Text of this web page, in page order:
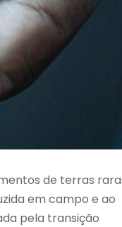
de terras
em campo e ao
pela transição